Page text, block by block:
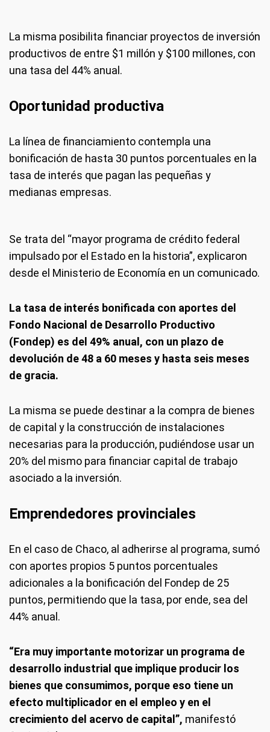
La misma posibilita financiar proyectos de inversión
productivos de entre $1 millón y $100 millones, con
una tasa del 44% anual.
Oportunidad productiva
La línea de financiamiento contempla una
bonificación de hasta 30 puntos porcentuales en la
tasa de interés que pagan las pequeñas y
medianas empresas.
Se trata del “mayor programa de crédito federal
impulsado por el Estado en la historia”, explicaron
desde el Ministerio de Economía en un comunicado.
La tasa de interés bonificada con aportes del
Fondo Nacional de Desarrollo Productivo
(Fondep) es del 49% anual, con un plazo de
devolución de 48 a 60 meses y hasta seis meses
de gracia.
La misma se puede destinar a la compra de bienes
de capital y la construcción de instalaciones
necesarias para la producción, pudiéndose usar un
20% del mismo para financiar capital de trabajo
asociado a la inversión.
Emprendedores provinciales
En el caso de Chaco, al adherirse al programa, sumó
con aportes propios 5 puntos porcentuales
adicionales a la bonificación del Fondep de 25
puntos, permitiendo que la tasa, por ende, sea del
44% anual.
“Era muy importante motorizar un programa de
desarrollo industrial que implique producir los
bienes que consumimos, porque eso tiene un
efecto multiplicador en el empleo y en el
crecimiento del acervo de capital”, manifestó